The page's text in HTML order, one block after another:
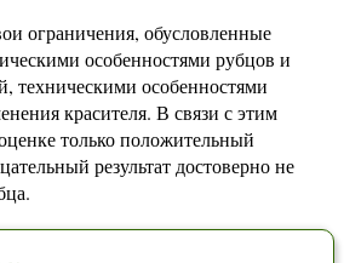
ограничения, обусловленные
особенностями рубцов и
техническими особенностями
красителя. В связи с этим
только положительный
результат достоверно не